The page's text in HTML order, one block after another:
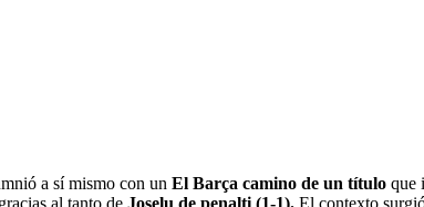
a sí mismo con un El Barça camino de un título que
al tanto de Joselu de penalti (1-1). El contexto